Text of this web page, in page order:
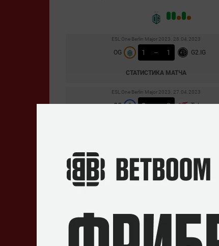
ESL One Berlin Major 2023. 28.04.2023
OG 1 – 1 G2.IG
СТАТИСТИКА МАТЧА
ESL One Berlin Major 2023. 27.04.2023
OG 2 – 0 Talon
OG 1 – 1 Team Spirit
СТАТИСТИКА МАТЧА
СТАТИСТИКА МАТЧА